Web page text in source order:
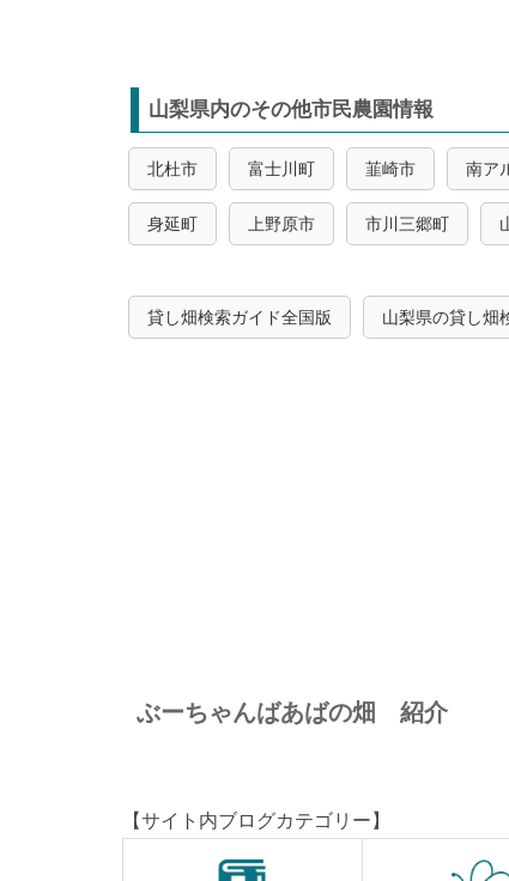
山梨県内のその他市民農園情報
北杜市 富士川町 韮崎市 南ア
身延町 上野原市 市川三郷町
貸し畑検索ガイド全国版 山梨県の貸し畑
ぶーちゃんばあばの畑 紹介
【サイト内ブログカテゴリー】